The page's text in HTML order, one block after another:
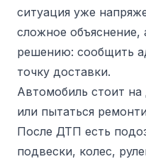
ситуация уже
сложное объяснение,
решению: сообщить
точку доставки.
Автомобиль стоит
или пытаться
После ДТП есть
подвески, колес,